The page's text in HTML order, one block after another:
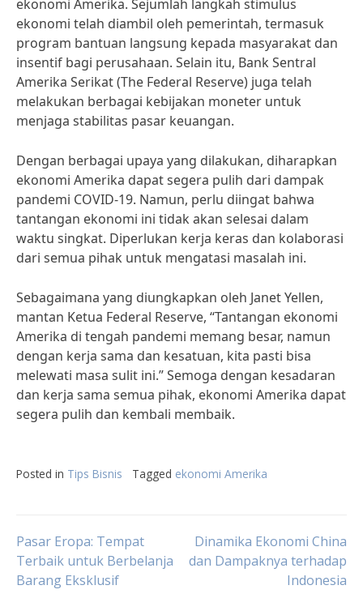
ekonomi Amerika. Sejumlah langkah stimulus
ekonomi telah diambil oleh pemerintah, termasuk
program bantuan langsung kepada masyarakat dan
insentif bagi perusahaan. Selain itu, Bank Sentral
Amerika Serikat (The Federal Reserve) juga telah
melakukan berbagai kebijakan moneter untuk
menjaga stabilitas pasar keuangan.
Dengan berbagai upaya yang dilakukan, diharapkan
ekonomi Amerika dapat segera pulih dari dampak
pandemi COVID-19. Namun, perlu diingat bahwa
tantangan ekonomi ini tidak akan selesai dalam
waktu singkat. Diperlukan kerja keras dan kolaborasi
dari semua pihak untuk mengatasi masalah ini.
Sebagaimana yang diungkapkan oleh Janet Yellen,
mantan Ketua Federal Reserve, “Tantangan ekonomi
Amerika di tengah pandemi memang besar, namun
dengan kerja sama dan kesatuan, kita pasti bisa
melewati masa sulit ini.” Semoga dengan kesadaran
dan kerja sama semua pihak, ekonomi Amerika dapat
segera pulih dan kembali membaik.
Posted in Tips Bisnis Tagged ekonomi Amerika
Post
navigation
Pasar Eropa: Tempat
Terbaik untuk Berbelanja
Barang Eksklusif
Dinamika Ekonomi China
dan Dampaknya terhadap
Indonesia